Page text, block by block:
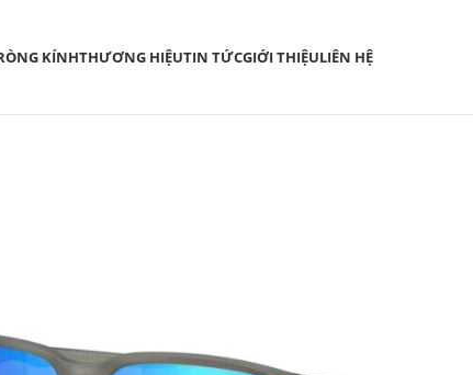
KÍNHTHƯƠNG HIỆUTIN TỨCGIỚI THIỆULIÊN HỆ